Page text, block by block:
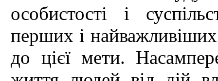
особистості і
перших і найважливіших
до цієї мети.